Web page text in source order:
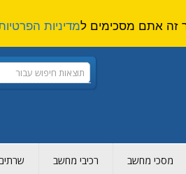
מסכי מחשב רכיבי מחשב
שרתים
מדיניות